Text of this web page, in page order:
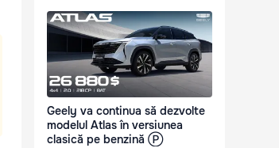
Geely va continua să dezvolte
modelul Atlas în versiunea
clasică pe benzină Ⓟ